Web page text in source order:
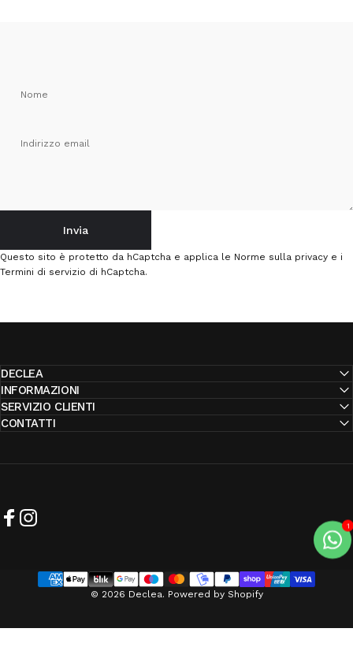
Nome
Indirizzo email
MessaggioInvia
Questo sito è protetto da hCaptcha e applica le Norme sulla privacy e i
Termini di servizio di hCaptcha.
DECLEA
INFORMAZIONI
SERVIZIO CLIENTI
CONTATTI
© 2026 Declea. Powered by Shopify